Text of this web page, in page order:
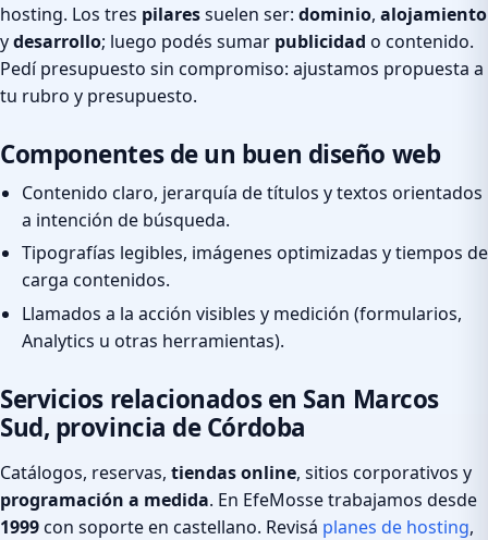
hosting. Los tres pilaressuelen ser: dominio, alojamiento
ydesarrollo; luego podés sumar publicidad o contenido.
Pedí presupuesto sin compromiso: ajustamos propuesta a
tu rubro y presupuesto.
Componentes de un buen diseño web
Contenido claro, jerarquía de títulos y textos orientados
a intención de búsqueda.
Tipografías legibles, imágenes optimizadas y tiempos de
carga contenidos.
Llamados a la acción visibles y medición (formularios,
Analytics u otras herramientas).
Servicios relacionados en San Marcos
Sud, provincia de Córdoba
Catálogos, reservas, tiendas online, sitios corporativos y
programación a medida. En EfeMosse trabajamos desde
1999con soporte en castellano. Revisá planes de hosting,